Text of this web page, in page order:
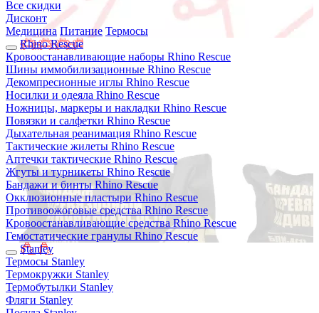
Все скидки
Дисконт
Медицина Питание Термосы
Rhino Rescue
Кровоостанавливающие наборы Rhino Rescue
Шины иммобилизационные Rhino Rescue
Декомпресионные иглы Rhino Rescue
Носилки и одеяла Rhino Rescue
Ножницы, маркеры и накладки Rhino Rescue
Повязки и салфетки Rhino Rescue
Дыхательная реанимация Rhino Rescue
Тактические жилеты Rhino Rescue
Аптечки тактические Rhino Rescue
Жгуты и турникеты Rhino Rescue
Бандажи и бинты Rhino Rescue
Окклюзионные пластыри Rhino Rescue
Противоожоговые средства Rhino Rescue
Кровоостанавливающие средства Rhino Rescue
Гемостатические гранулы Rhino Rescue
Stanley
Термосы Stanley
Термокружки Stanley
Термобутылки Stanley
Фляги Stanley